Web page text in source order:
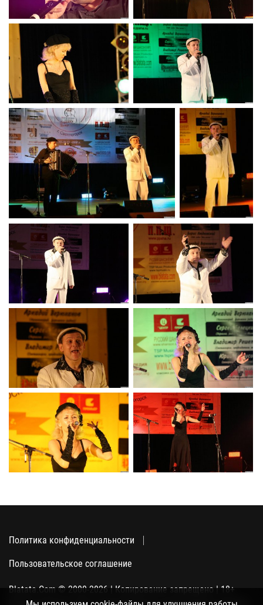
Политика конфиденциальности
Пользовательское соглашение
Blatata.Com © 2000-2026 | Копирование запрещено | 18+